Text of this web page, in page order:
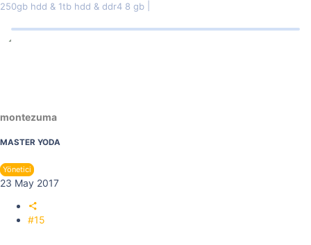
250gb hdd & 1tb hdd & ddr4 8 gb
montezuma
MASTER YODA
Yönetici
23 May 2017
#15